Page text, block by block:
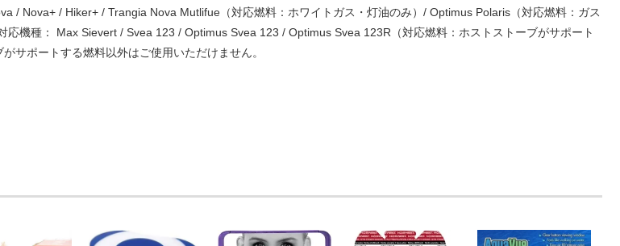
/ Nova+ / Hiker+ / Trangia Nova Mutlifue（対応燃料：ホワイトガス・灯油のみ）/ Optimus Polaris（対応燃料：ガス
応機種： Max Sievert / Svea 123 / Optimus Svea 123 / Optimus Svea 123R（対応燃料：ホストストーブがサポート
サポートする燃料以外はご使用いただけません。